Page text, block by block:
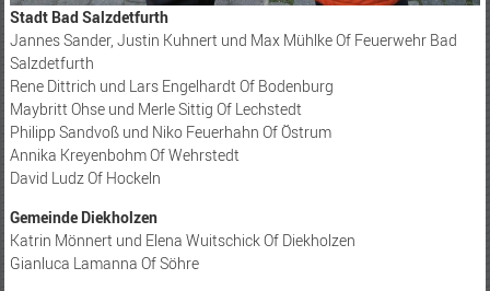
Stadt Bad Salzdetfurth
Jannes Sander, Justin Kuhnert und Max Mühlke Of Feuerwehr Bad
Salzdetfurth
Rene Dittrich und Lars Engelhardt Of Bodenburg
Maybritt Ohse und Merle Sittig Of Lechstedt
Philipp Sandvoß und Niko Feuerhahn Of Östrum
Annika Kreyenbohm Of Wehrstedt
David Ludz Of Hockeln
Gemeinde Diekholzen
Katrin Mönnert und Elena Wuitschick Of Diekholzen
Gianluca Lamanna Of Söhre